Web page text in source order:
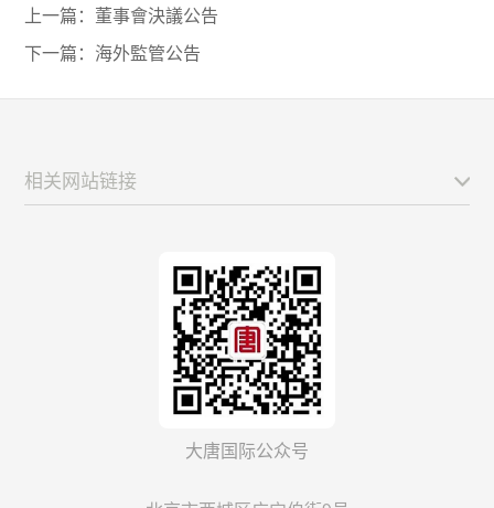
上一篇： 董事會決議公告
下一篇： 海外監管公告
大唐国际公众号
相关网站链接